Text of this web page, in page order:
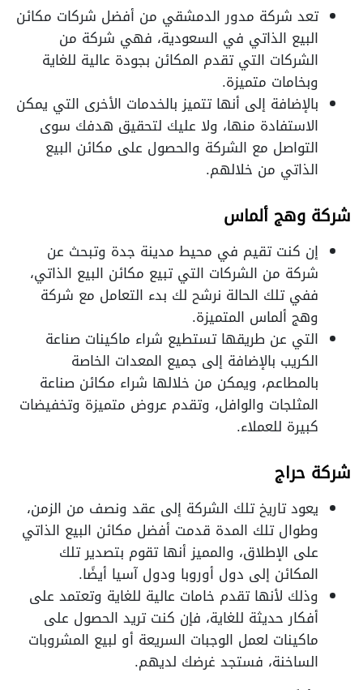
تعد شركة مدور الدمشقي من أفضل شركات مكائن
البيع الذاتي في السعودية، فهي شركة من
الشركات التي تقدم المكائن بجودة عالية للغاية
وبخامات متميزة.
بالإضافة إلى أنها تتميز بالخدمات الأخرى التي يمكن
الاستفادة منها، ولا عليك لتحقيق هدفك سوى
التواصل مع الشركة والحصول على مكائن البيع
الذاتي من خلالهم.
شركة وهج ألماس
إن كنت تقيم في محيط مدينة جدة وتبحث عن
شركة من الشركات التي تبيع مكائن البيع الذاتي،
ففي تلك الحالة نرشح لك بدء التعامل مع شركة
وهج ألماس المتميزة.
التي عن طريقها تستطيع شراء ماكينات صناعة
الكريب بالإضافة إلى جميع المعدات الخاصة
بالمطاعم، ويمكن من خلالها شراء مكائن صناعة
المثلجات والوافل، وتقدم عروض متميزة وتخفيضات
كبيرة للعملاء.
شركة حراج
يعود تاريخ تلك الشركة إلى عقد ونصف من الزمن،
وطوال تلك المدة قدمت أفضل مكائن البيع الذاتي
على الإطلاق، والمميز أنها تقوم بتصدير تلك
المكائن إلى دول أوروبا ودول آسيا أيضًا.
وذلك لأنها تقدم خامات عالية للغاية وتعتمد على
أفكار حديثة للغاية، فإن كنت تريد الحصول على
ماكينات لعمل الوجبات السريعة أو لبيع المشروبات
الساخنة، فستجد غرضك لديهم.